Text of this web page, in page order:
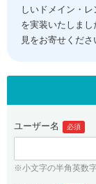
しいドメイン・
を実装いたしま
見をお寄せくださ
ユーザー名 必須
※小文字の半角英数